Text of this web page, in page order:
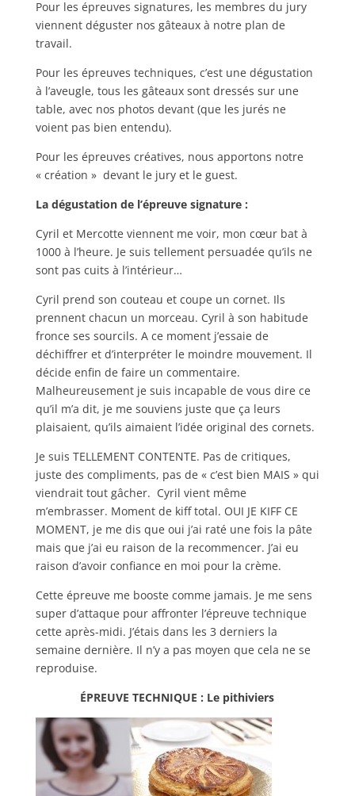
Pour les épreuves signatures, les membres du jury
viennent déguster nos gâteaux à notre plan de
travail.
Pour les épreuves techniques, c’est une dégustation
à l’aveugle, tous les gâteaux sont dressés sur une
table, avec nos photos devant (que les jurés ne
voient pas bien entendu).
Pour les épreuves créatives, nous apportons notre
« création » devant le jury et le guest.
La dégustation de l’épreuve signature :
Cyril et Mercotte viennent me voir, mon cœur bat à
1000 à l’heure. Je suis tellement persuadée qu’ils ne
sont pas cuits à l’intérieur…
Cyril prend son couteau et coupe un cornet. Ils
prennent chacun un morceau. Cyril à son habitude
fronce ses sourcils. A ce moment j’essaie de
déchiffrer et d’interpréter le moindre mouvement. Il
décide enfin de faire un commentaire.
Malheureusement je suis incapable de vous dire ce
qu’il m’a dit, je me souviens juste que ça leurs
plaisaient, qu’ils aimaient l’idée original des cornets.
Je suis TELLEMENT CONTENTE. Pas de critiques,
juste des compliments, pas de « c’est bien MAIS » qui
viendrait tout gâcher. Cyril vient même
m’embrasser. Moment de kiff total. OUI JE KIFF CE
MOMENT, je me dis que oui j’ai raté une fois la pâte
mais que j’ai eu raison de la recommencer. J’ai eu
raison d’avoir confiance en moi pour la crème.
Cette épreuve me booste comme jamais. Je me sens
super d’attaque pour affronter l’épreuve technique
cette après-midi. J’étais dans les 3 derniers la
semaine dernière. Il n’y a pas moyen que cela ne se
reproduise.
ÉPREUVE TECHNIQUE : Le pithiviers